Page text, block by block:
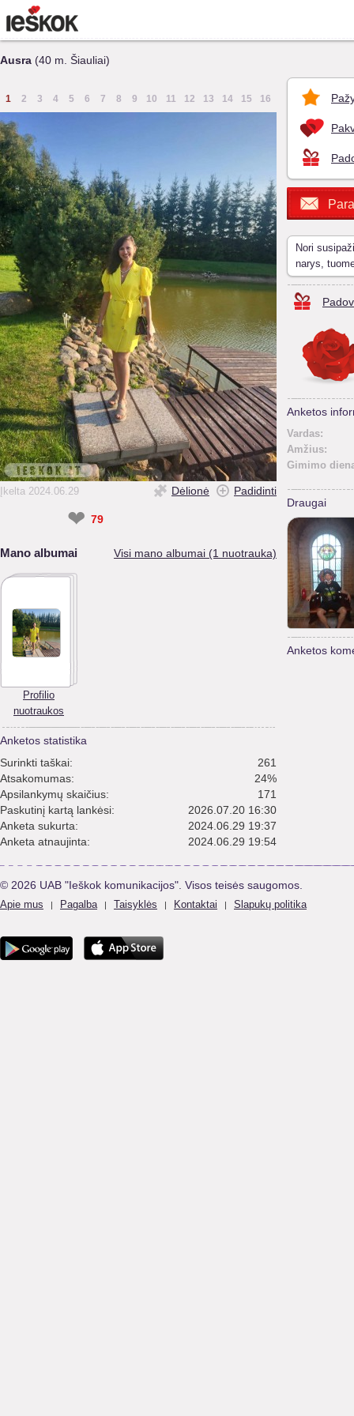
Ausra (40 m. Šiauliai)
1 2 3 4 5 6 7 8 9 10 11 12 13 14 15 16
Įkelta 2024.06.29 Dėlionė Padidinti
❤ 79
Mano albumai Visi mano albumai (1 nuotrauka)
Profilio
nuotraukos
Anketos statistika
Surinkti taškai:
261
Atsakomumas:
24%
Apsilankymų skaičius:
171
Paskutinį kartą lankėsi:
2026.07.20 16:30
Anketa sukurta:
2024.06.29 19:37
Anketa atnaujinta:
2024.06.29 19:54
Nori
narys,
Anketos
Vardas:
Amžius:
Gimimo
Draugai
Anketos
© 2026 UAB "Ieškok komunikacijos". Visos teisės saugomos.
Apie mus | Pagalba | Taisyklės | Kontaktai | Slapukų politika